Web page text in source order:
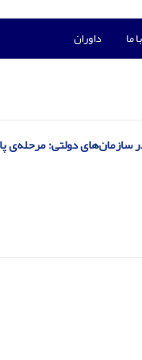
ما داوران
سازمان‌های دولتی: مرحله‌ی